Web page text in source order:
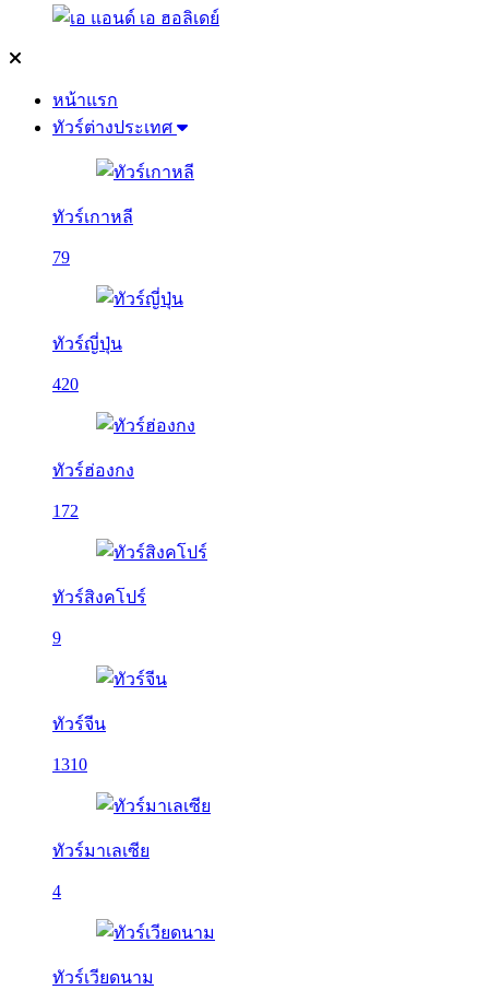
หน้าแรก
ทัวร์ต่างประเทศ
ทัวร์เกาหลี
79
ทัวร์ญี่ปุ่น
420
ทัวร์ฮ่องกง
172
ทัวร์สิงคโปร์
9
ทัวร์จีน
1310
ทัวร์มาเลเซีย
4
ทัวร์เวียดนาม